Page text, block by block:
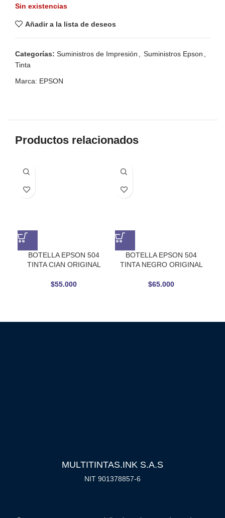
Sin existencias
Añadir a la lista de deseos
Categorías: Suministros de Impresión , Suministros Epson ,
Tinta
Marca: EPSON
Productos relacionados
BOTELLA EPSON 504
TINTA CIAN ORIGINAL
$55.000
BOTELLA EPSON 504
TINTA NEGRO ORIGINAL
$65.000
MULTITINTAS.INK S.A.S
NIT 901378857-6